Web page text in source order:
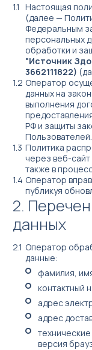
Акваматы
Акваматы с
Модули розлива
Системы очистки
Комплектующие к
🌟
Сопутствующее
розлив
Настоящая
(далее —
Федеральным
персональных
обработки и
"Источник
3662111822)
Оператор
данных на
выполнения
РФ и защиты
Пользователей.
Политика
через веб-сайт
также в
Оператор
публикуя
данных
Оператор
данные:
фамилия,
контактный
адрес
адрес
версия